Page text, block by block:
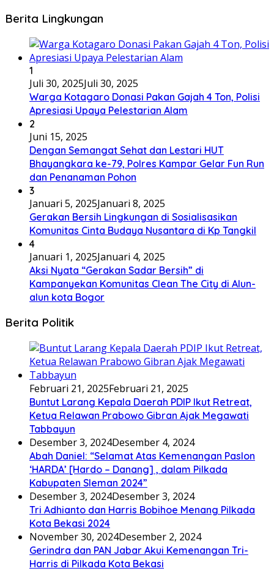
Berita Lingkungan
1
Juli 30, 2025Juli 30, 2025
Warga Kotagaro Donasi Pakan Gajah 4 Ton, Polisi
Apresiasi Upaya Pelestarian Alam
2
Juni 15, 2025
Dengan Semangat Sehat dan Lestari HUT
Bhayangkara ke-79, Polres Kampar Gelar Fun Run
dan Penanaman Pohon
3
Januari 5, 2025Januari 8, 2025
Gerakan Bersih Lingkungan di Sosialisasikan
Komunitas Cinta Budaya Nusantara di Kp Tangkil
4
Januari 1, 2025Januari 4, 2025
Aksi Nyata “Gerakan Sadar Bersih” di
Kampanyekan Komunitas Clean The City di Alun-
alun kota Bogor
Berita Politik
Februari 21, 2025Februari 21, 2025
Buntut Larang Kepala Daerah PDIP Ikut Retreat,
Ketua Relawan Prabowo Gibran Ajak Megawati
Tabbayun
Desember 3, 2024Desember 4, 2024
Abah Daniel: “Selamat Atas Kemenangan Paslon
‘HARDA’ [Hardo – Danang] , dalam Pilkada
Kabupaten Sleman 2024”
Desember 3, 2024Desember 3, 2024
Tri Adhianto dan Harris Bobihoe Menang Pilkada
Kota Bekasi 2024
November 30, 2024Desember 2, 2024
Gerindra dan PAN Jabar Akui Kemenangan Tri-
Harris di Pilkada Kota Bekasi